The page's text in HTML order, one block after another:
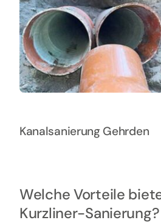
Kanalsanierung Gehrden
Welche Vorteile
Kurzliner-Sanierung?